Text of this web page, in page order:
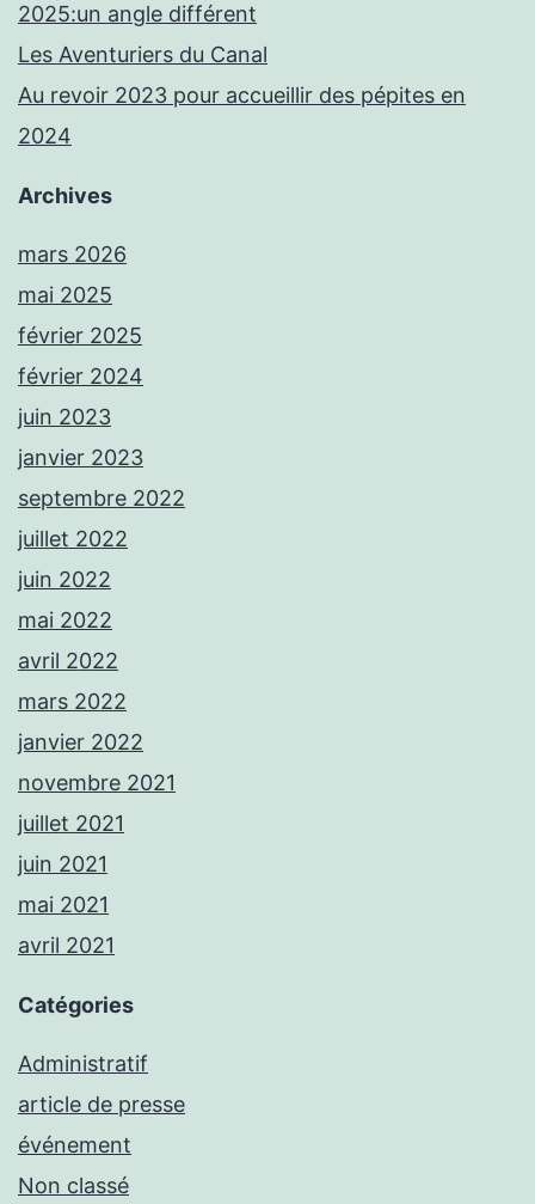
2025:un angle différent
Les Aventuriers du Canal
Au revoir 2023 pour accueillir des pépites en
2024
Archives
mars 2026
mai 2025
février 2025
février 2024
juin 2023
janvier 2023
septembre 2022
juillet 2022
juin 2022
mai 2022
avril 2022
mars 2022
janvier 2022
novembre 2021
juillet 2021
juin 2021
mai 2021
avril 2021
Catégories
Administratif
article de presse
événement
Non classé